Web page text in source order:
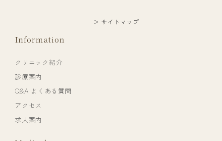
＞ サイトマップ
Information
クリニック紹介
診療案内
Q&A よくある質問
アクセス
求人案内